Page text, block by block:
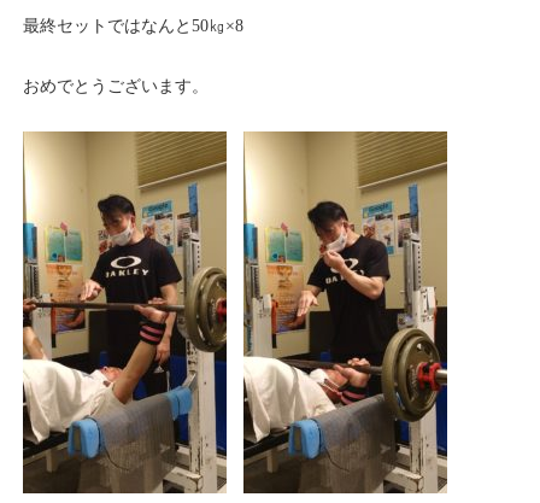
最終セットではなんと50㎏×8
おめでとうございます。